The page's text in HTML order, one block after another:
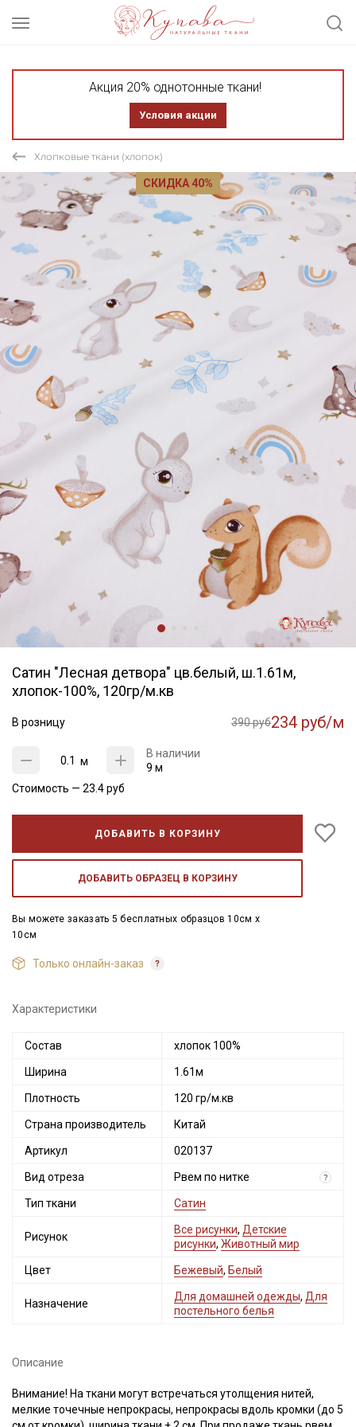
Акция 20% однотонные ткани!
Условия акции
Хлопковые ткани (хлопок)
СКИДКА 40%
Сатин "Лесная детвора" цв.белый, ш.1.61м,
хлопок-100%, 120гр/м.кв
В розницу 390 руб234 руб/м
м
В наличии
9 м
Стоимость — 23.4руб
ДОБАВИТЬ В КОРЗИНУ
ДОБАВИТЬ ОБРАЗЕЦ В КОРЗИНУ
Вы можете заказать 5 бесплатных образцов 10см x
10см
Только онлайн-заказ
Характеристики
Состав хлопок 100%
Ширина 1.61м
Плотность 120 гр/м.кв
Страна производитель Китай
Артикул 020137
Вид отреза Рвем по нитке ?
Тип ткани Сатин
Рисунок
Все рисунки, Детские
рисунки, Животный мир
Цвет Бежевый, Белый
Назначение
Для домашней одежды, Для
постельного белья
Описание
Внимание! На ткани могут встречаться утолщения нитей,
мелкие точечные непрокрасы, непрокрасы вдоль кромки (до 5